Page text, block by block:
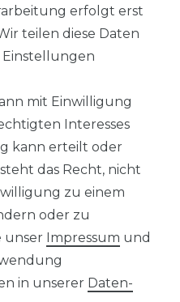
erfolgt erst
teilen diese Daten
Einstellungen
mit Einwilligung
Interesses
kann erteilt oder
das Recht, nicht
zu einem
oder zu
unser Impressum und
in unserer Daten­